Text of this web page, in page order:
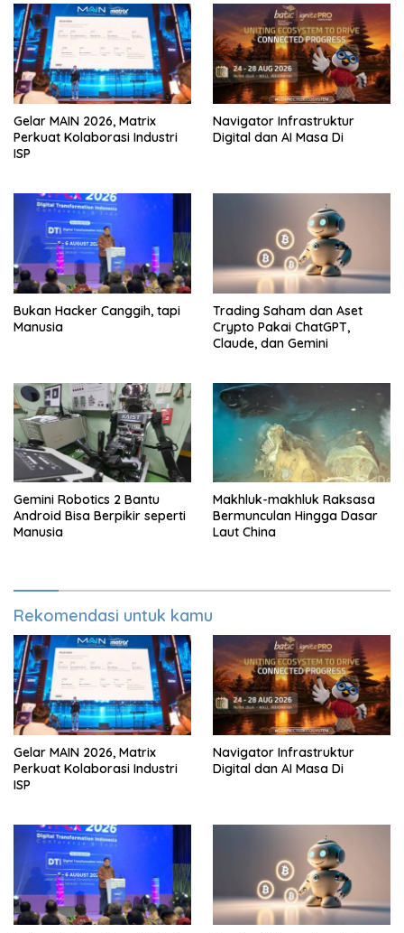
Gelar MAIN 2026, Matrix
Perkuat Kolaborasi Industri
ISP
Navigator Infrastruktur
Digital dan AI Masa Di
Bukan Hacker Canggih, tapi
Manusia
Trading Saham dan Aset
Crypto Pakai ChatGPT,
Claude, dan Gemini
Gemini Robotics 2 Bantu
Android Bisa Berpikir seperti
Manusia
Makhluk-makhluk Raksasa
Bermunculan Hingga Dasar
Laut China
Rekomendasi untuk kamu
Gelar MAIN 2026, Matrix
Perkuat Kolaborasi Industri
ISP
Navigator Infrastruktur
Digital dan AI Masa Di